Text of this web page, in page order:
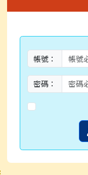
帳號：
密碼：